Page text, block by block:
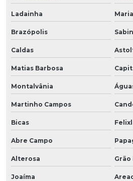
Ladainha
Brazópolis
Caldas
Matias Barbosa
Montalvânia
Martinho Campos
Bicas
Abre Campo
Alterosa Grão
Joaíma